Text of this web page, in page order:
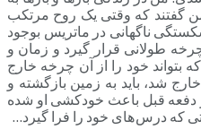
گفتند که وقتی یک روح مرتکب
ناگهانی در ماتریس بوجود
طولانی قرار گیرد و زمان و
بتواند خود را از آن چرخه خارج
شد، باید به زمین بازگشته و
دفعه قبل باعث خودکشی او شده
که درس های خود را فرا گیرد…